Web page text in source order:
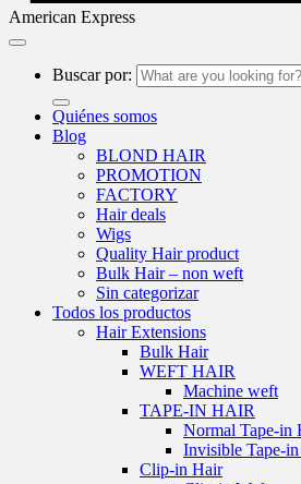
American Express
Buscar por:
Quiénes somos
Blog
BLOND HAIR
PROMOTION
FACTORY
Hair deals
Wigs
Quality Hair product
Bulk Hair – non weft
Sin categorizar
Todos los productos
Hair Extensions
Bulk Hair
WEFT HAIR
Machine weft
TAPE-IN HAIR
Normal Tape-in
Invisible Tape-
Clip-in Hair